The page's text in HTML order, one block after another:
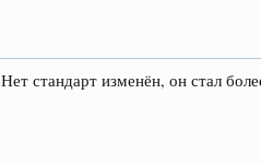
Нет стандарт изменён, он стал